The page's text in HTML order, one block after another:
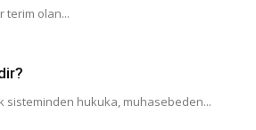
terim olan...
sisteminden hukuka, muhasebeden...